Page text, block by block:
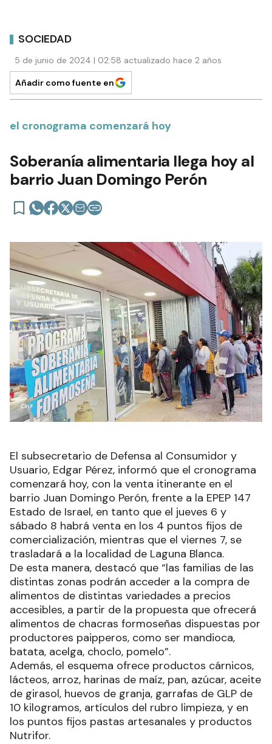
SOCIEDAD
5 de junio de 2024 | 02:58 actualizado hace 2 años
Añadir como fuente en
el cronograma comenzará hoy
Soberanía alimentaria llega hoy al
barrio Juan Domingo Perón
El subsecretario de Defensa al Consumidor y
Usuario, Edgar Pérez, informó que el cronograma
comenzará hoy, con la venta itinerante en el
barrio Juan Domingo Perón, frente a la EPEP 147
Estado de Israel, en tanto que el jueves 6 y
sábado 8 habrá venta en los 4 puntos fijos de
comercialización, mientras que el viernes 7, se
trasladará a la localidad de Laguna Blanca.
De esta manera, destacó que “las familias de las
distintas zonas podrán acceder a la compra de
alimentos de distintas variedades a precios
accesibles, a partir de la propuesta que ofrecerá
alimentos de chacras formoseñas dispuestas por
productores paipperos, como ser mandioca,
batata, acelga, choclo, pomelo”.
Además, el esquema ofrece productos cárnicos,
lácteos, arroz, harinas de maíz, pan, azúcar, aceite
de girasol, huevos de granja, garrafas de GLP de
10 kilogramos, artículos del rubro limpieza, y en
los puntos fijos pastas artesanales y productos
Nutrifor.